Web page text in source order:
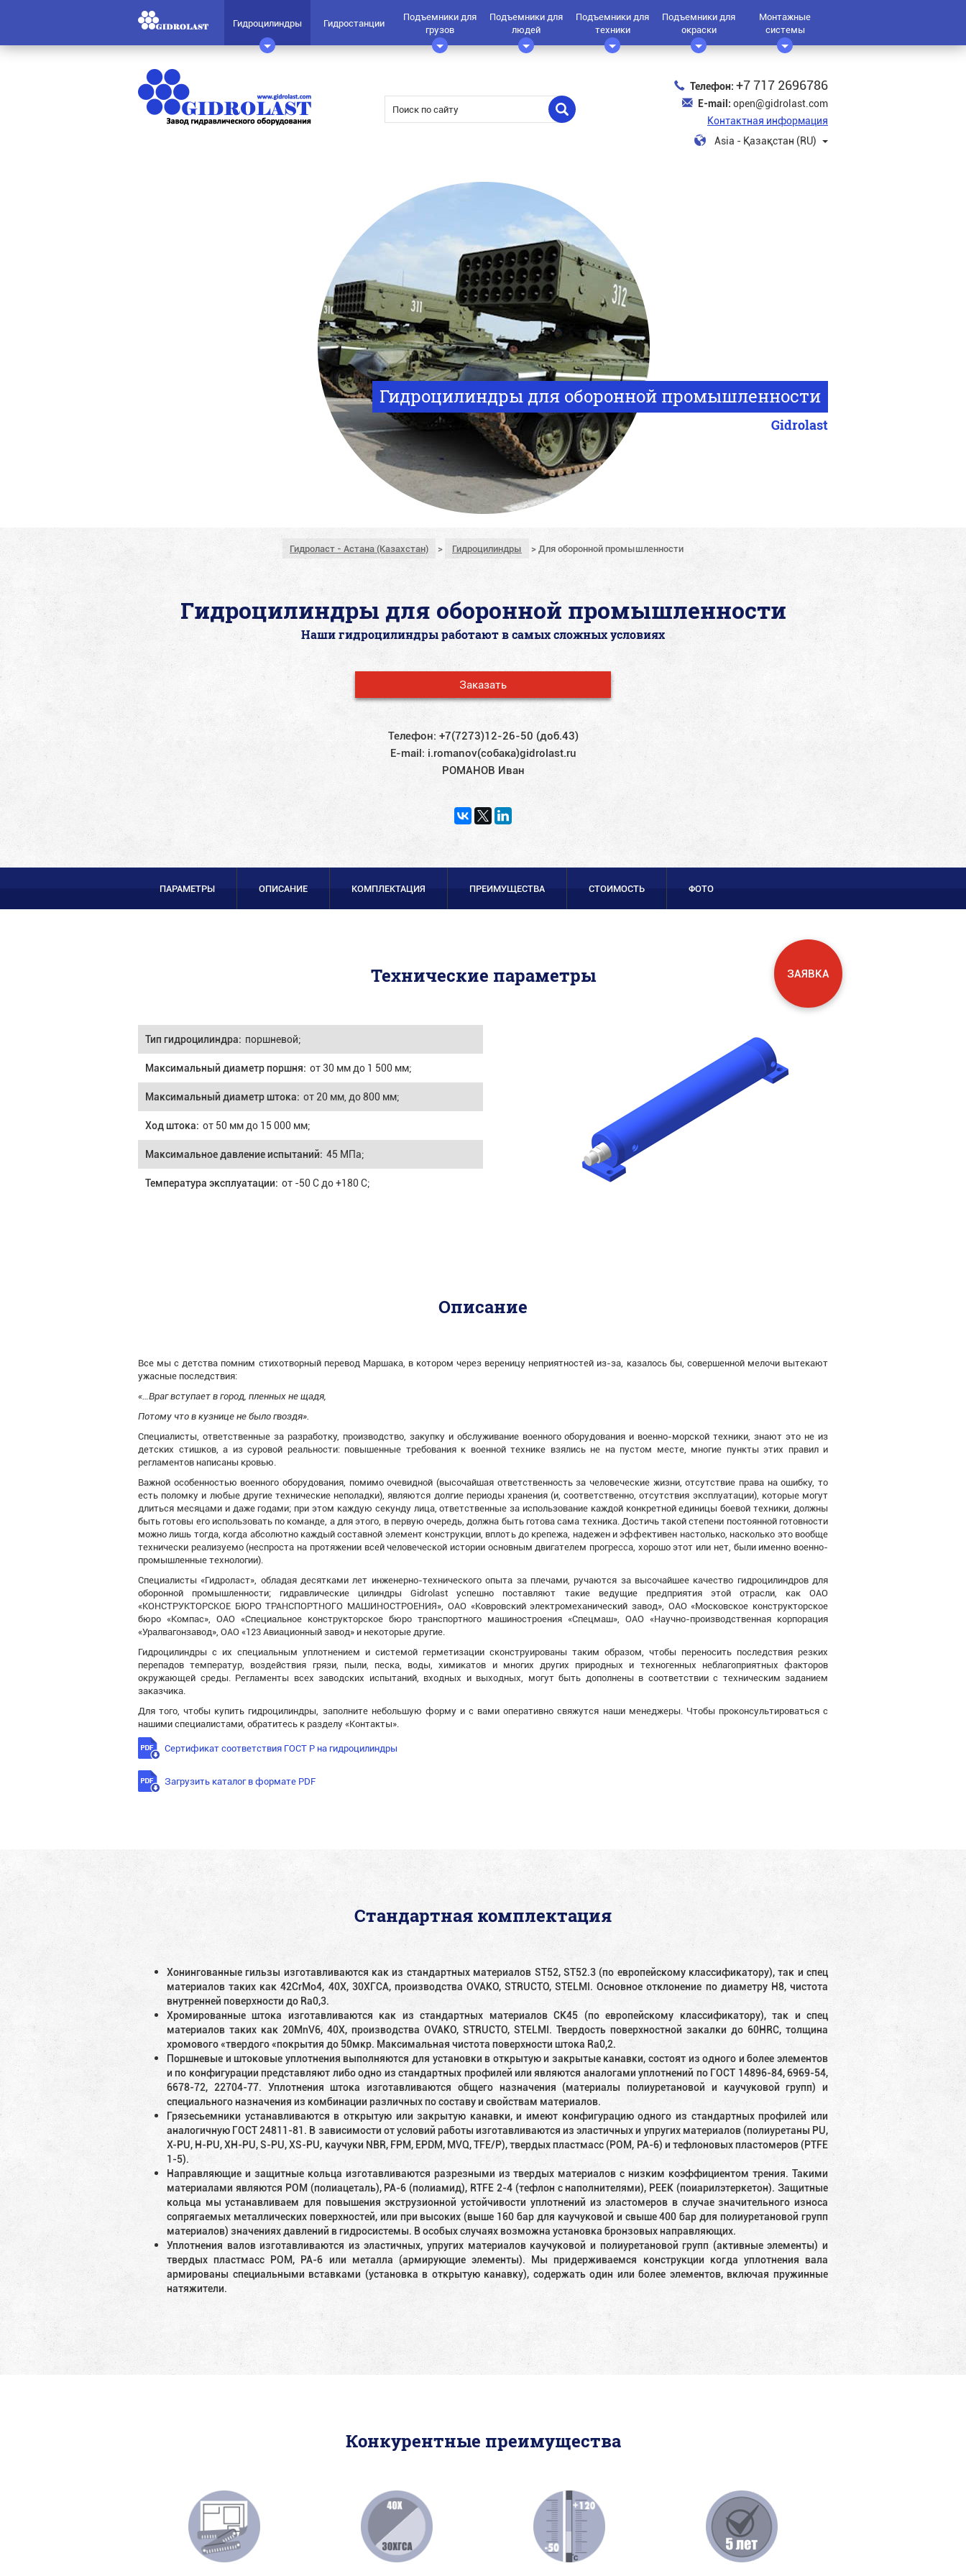
Гидроцилиндры Гидростанции
Подъемники для
грузов
Подъемники для
людей
Подъемники для
техники
Подъемники для
окраски
Монтажные
системы
Телефон: +7 717 2696786
E-mail: open@gidrolast.com
Контактная информация
Asia - Қазақстан (RU)
Гидроцилиндры для оборонной промышленности
Gidrolast
Гидроласт - Астана (Казахстан) > Гидроцилиндры >Для оборонной промышленности
Гидроцилиндры для оборонной промышленности
Наши гидроцилиндры работают в самых сложных условиях
Заказать
Телефон: +7(7273)12-26-50 (доб.43)
E-mail: i.romanov(собака)gidrolast.ru
РОМАНОВ Иван
ПАРАМЕТРЫ ОПИСАНИЕ КОМПЛЕКТАЦИЯ ПРЕИМУЩЕСТВА СТОИМОСТЬ ФОТО
ЗАЯВКА
Технические параметры
Тип гидроцилиндра: поршневой;
Максимальный диаметр поршня: от 30 мм до 1 500 мм;
Максимальный диаметр штока: от 20 мм, до 800 мм;
Ход штока: от 50 мм до 15 000 мм;
Максимальное давление испытаний: 45 МПа;
Температура эксплуатации: от -50 С до +180 С;
Описание
Все мы с детства помним стихотворный перевод Маршака, в котором через вереницу неприятностей из-за, казалось бы, совершенной мелочи вытекают
ужасные последствия:
«…Враг вступает в город, пленных не щадя,
Потому что в кузнице не было гвоздя».
Специалисты, ответственные за разработку, производство, закупку и обслуживание военного оборудования и военно-морской техники, знают это не из
детских стишков, а из суровой реальности: повышенные требования к военной технике взялись не на пустом месте, многие пункты этих правил и
регламентов написаны кровью.
Важной особенностью военного оборудования, помимо очевидной (высочайшая ответственность за человеческие жизни, отсутствие права на ошибку, то
есть поломку и любые другие технические неполадки), являются долгие периоды хранения (и, соответственно, отсутствия эксплуатации), которые могут
длиться месяцами и даже годами; при этом каждую секунду лица, ответственные за использование каждой конкретной единицы боевой техники, должны
быть готовы его использовать по команде, а для этого, в первую очередь, должна быть готова сама техника. Достичь такой степени постоянной готовности
можно лишь тогда, когда абсолютно каждый составной элемент конструкции, вплоть до крепежа, надежен и эффективен настолько, насколько это вообще
технически реализуемо (неспроста на протяжении всей человеческой истории основным двигателем прогресса, хорошо этот или нет, были именно военно-
промышленные технологии).
Специалисты «Гидроласт», обладая десятками лет инженерно-технического опыта за плечами, ручаются за высочайшее качество гидроцилиндров для
оборонной промышленности; гидравлические цилиндры Gidrolast успешно поставляют такие ведущие предприятия этой отрасли, как ОАО
«КОНСТРУКТОРСКОЕ БЮРО ТРАНСПОРТНОГО МАШИНОСТРОЕНИЯ», ОАО «Ковровский электромеханический завод», ОАО «Московское конструкторское
бюро «Компас», ОАО «Специальное конструкторское бюро транспортного машиностроения «Спецмаш», ОАО «Научно-производственная корпорация
«Уралвагонзавод», ОАО «123 Авиационный завод» и некоторые другие.
Гидроцилиндры с их специальным уплотнением и системой герметизации сконструированы таким образом, чтобы переносить последствия резких
перепадов температур, воздействия грязи, пыли, песка, воды, химикатов и многих других природных и техногенных неблагоприятных факторов
окружающей среды. Регламенты всех заводских испытаний, входных и выходных, могут быть дополнены в соответствии с техническим заданием
заказчика.
Для того, чтобы купить гидроцилиндры, заполните небольшую форму и с вами оперативно свяжутся наши менеджеры. Чтобы проконсультироваться с
нашими специалистами, обратитесь к разделу «Контакты».
Сертификат соответствия ГОСТ Р на гидроцилиндры
Загрузить каталог в формате PDF
Стандартная комплектация
Хонингованные гильзы изготавливаются как из стандартных материалов ST52, ST52.3 (по европейскому классификатору), так и спец
материалов таких как 42CrMo4, 40X, 30ХГСА, производства OVAKO, STRUCTO, STELMI. Основное отклонение по диаметру H8, чистота
внутренней поверхности до Ra0,3.
Хромированные штока изготавливаются как из стандартных материалов CK45 (по европейскому классификатору), так и спец
материалов таких как 20MnV6, 40X, производства OVAKO, STRUCTO, STELMI. Твердость поверхностной закалки до 60HRC, толщина
хромового «твердого «покрытия до 50мкр. Максимальная чистота поверхности штока Ra0,2.
Поршневые и штоковые уплотнения выполняются для установки в открытую и закрытые канавки, состоят из одного и более элементов
и по конфигурации представляют либо одно из стандартных профилей или являются аналогами уплотнений по ГОСТ 14896-84, 6969-54,
6678-72, 22704-77. Уплотнения штока изготавливаются общего назначения (материалы полиуретановой и каучуковой групп) и
специального назначения из комбинации различных по составу и свойствам материалов.
Грязесьемники устанавливаются в открытую или закрытую канавки, и имеют конфигурацию одного из стандартных профилей или
аналогичную ГОСТ 24811-81. В зависимости от условий работы изготавливаются из эластичных и упругих материалов (полиуретаны PU,
X-PU, H-PU, XH-PU, S-PU, XS-PU, каучуки NBR, FPM, EPDM, MVQ, TFE/P), твердых пластмасс (POM, PA-6) и тефлоновых пластомеров (PTFE
1-5).
Направляющие и защитные кольца изготавливаются разрезными из твердых материалов с низким коэффициентом трения. Такими
материалами являются POM (полиацеталь), PA-6 (полиамид), RTFE 2-4 (тефлон с наполнителями), PEEK (поиарилэтеркетон). Защитные
кольца мы устанавливаем для повышения экструзионной устойчивости уплотнений из эластомеров в случае значительного износа
сопрягаемых металлических поверхностей, или при высоких (выше 160 бар для каучуковой и свыше 400 бар для полиуретановой групп
материалов) значениях давлений в гидросистемы. В особых случаях возможна установка бронзовых направляющих.
Уплотнения валов изготавливаются из эластичных, упругих материалов каучуковой и полиуретановой групп (активные элементы) и
твердых пластмасс POM, PA-6 или металла (армирующие элементы). Мы придерживаемся конструкции когда уплотнения вала
армированы специальными вставками (установка в открытую канавку), содержать один или более элементов, включая пружинные
натяжители.
Конкурентные преимущества